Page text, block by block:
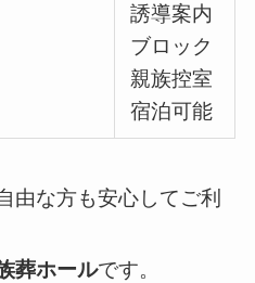
誘導案内
ブロック
親族控室
宿泊可能
由な方も安心してご利
葬ホールです。